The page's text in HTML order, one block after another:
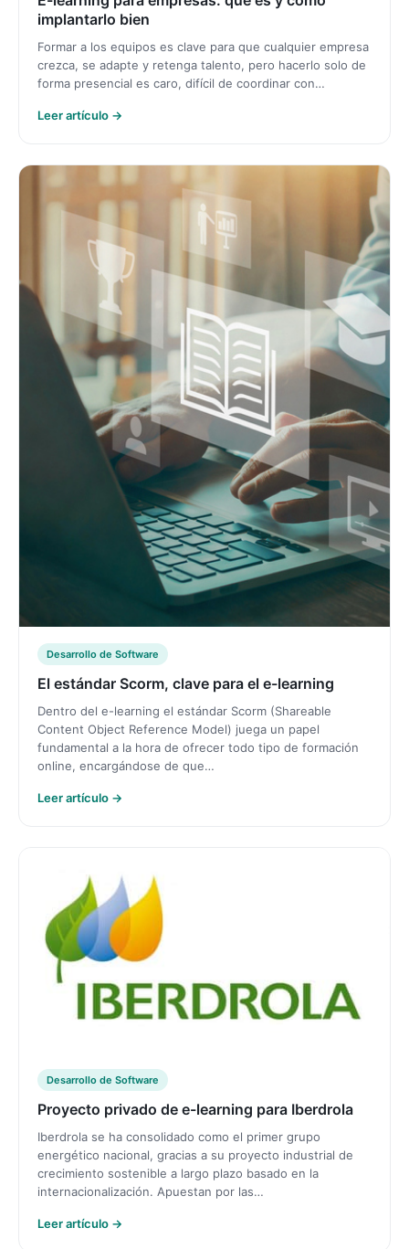
implantarlo bien
Formar a los equipos es clave para que cualquier empresa
crezca, se adapte y retenga talento, pero hacerlo solo de
forma presencial es caro, difícil de coordinar con…
Leer artículo →
Desarrollo de Software
El estándar Scorm, clave para el e-learning
Dentro del e-learning el estándar Scorm (Shareable
Content Object Reference Model) juega un papel
fundamental a la hora de ofrecer todo tipo de formación
online, encargándose de que…
Leer artículo →
Desarrollo de Software
Proyecto privado de e-learning para Iberdrola
Iberdrola se ha consolidado como el primer grupo
energético nacional, gracias a su proyecto industrial de
crecimiento sostenible a largo plazo basado en la
internacionalización. Apuestan por las…
Leer artículo →